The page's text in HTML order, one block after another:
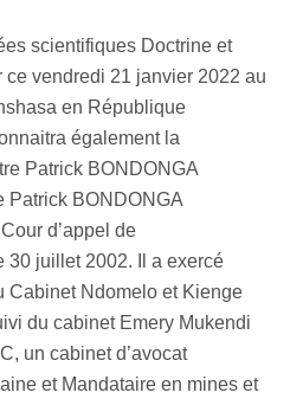
scientifiques Doctrine et
vendredi 21 janvier 2022 au
en République
également la
Patrick BONDONGA
Patrick BONDONGA
d’appel de
30 juillet 2002. Il a exercé
Cabinet Ndomelo et Kienge
du cabinet Emery Mukendi
un cabinet d’avocat
et Mandataire en mines et